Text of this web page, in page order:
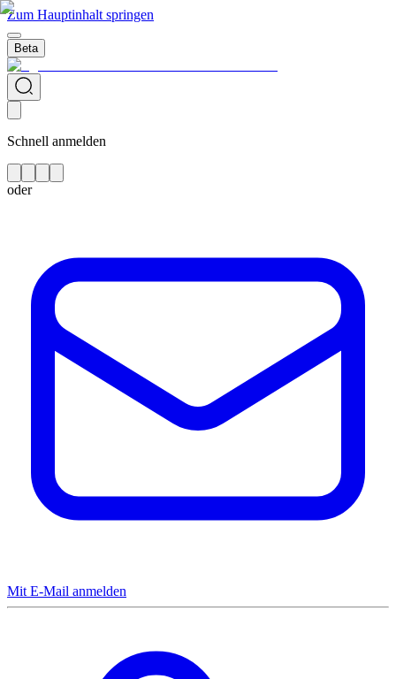
Zum Hauptinhalt springen
Beta
Schnell anmelden
oder
Mit E-Mail anmelden